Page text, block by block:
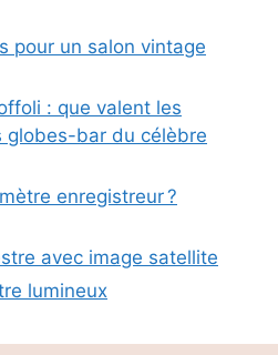
pour un salon vintage
: que valent les
globes-bar du célèbre
enregistreur ?
avec image satellite
lumineux